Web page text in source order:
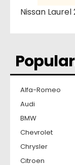
Nissan Laurel
Alfa-Romeo
Audi
BMW
Chevrolet
Chrysler
Citroen